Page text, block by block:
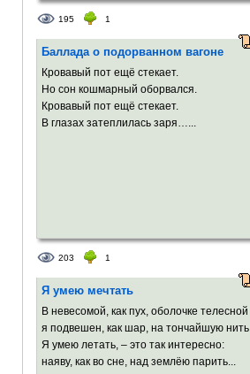
195 1
Баллада о подорванном вагоне
Кровавый пот ещё стекает.
Но сон кошмарный оборвался.
Кровавый пот ещё стекает.
В глазах затеплилась заря…...
203 1
Я умею мечтать
В невесомой, как пух, оболочке телесной
я подвешен, как шар, на тончайшую нить.
Я умею летать, – это так интересно:
наяву, как во сне, над землёю парить...